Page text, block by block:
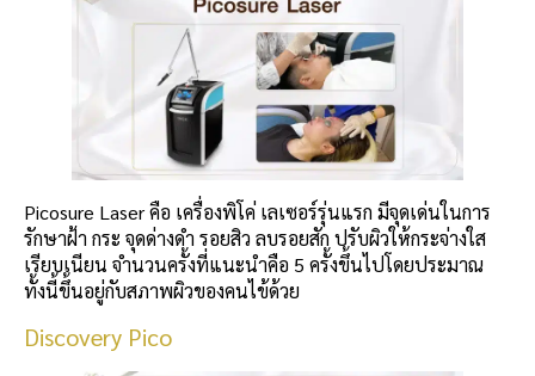
Picosure Laser คือ เครื่องพิโค่ เลเซอร์รุ่นแรก มีจุดเด่นในการ
รักษาฝ้า กระ จุดด่างดำ รอยสิว ลบรอยสัก ปรับผิวให้กระจ่างใส
เรียบเนียน จำนวนครั้งที่แนะนำคือ 5 ครั้งขึ้นไปโดยประมาณ
ทั้งนี้ขึ้นอยู่กับสภาพผิวของคนไข้ด้วย
Discovery Pico